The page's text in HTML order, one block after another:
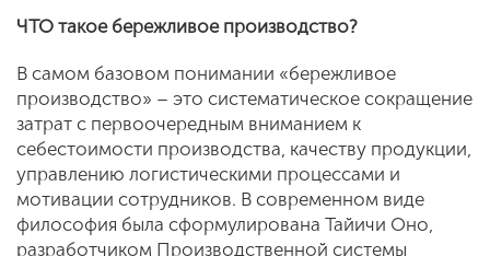
ЧТО такое бережливое производство?
В самом базовом понимании «бережливое
производство» – это систематическое сокращение
затрат с первоочередным вниманием к
себестоимости производства, качеству продукции,
управлению логистическими процессами и
мотивации сотрудников. В современном виде
философия была сформулирована Тайичи Оно,
разработчиком Производственной системы